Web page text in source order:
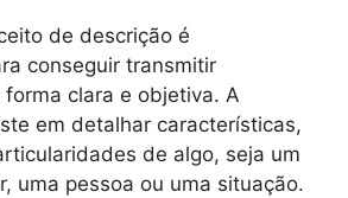
de descrição é
conseguir transmitir
clara e objetiva. A
em detalhar características,
de algo, seja um
uma pessoa ou uma situação.